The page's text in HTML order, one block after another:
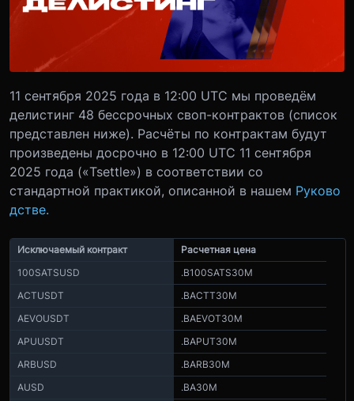
11 сентября 2025 года в 12:00 UTC мы проведём
делистинг 48 бессрочных своп-контрактов (список
представлен ниже). Расчёты по контрактам будут
произведены досрочно в 12:00 UTC 11 сентября
2025 года («Tsettle») в соответствии со
стандартной практикой, описанной в нашем Руково
дстве.
Исключаемый контракт
Расчетная цена
100SATSUSD
.B100SATS30M
ACTUSDT
.BACTT30M
AEVOUSDT
.BAEVOT30M
APUUSDT
.BAPUT30M
ARBUSD
.BARB30M
AUSD
.BA30M